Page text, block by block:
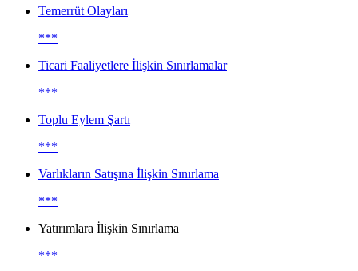
Temerrüt Olayları
***
Ticari Faaliyetlere İlişkin Sınırlamalar
***
Toplu Eylem Şartı
***
Varlıkların Satışına İlişkin Sınırlama
***
Yatırımlara İlişkin Sınırlama
***